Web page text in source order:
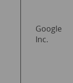
Google
Inc.